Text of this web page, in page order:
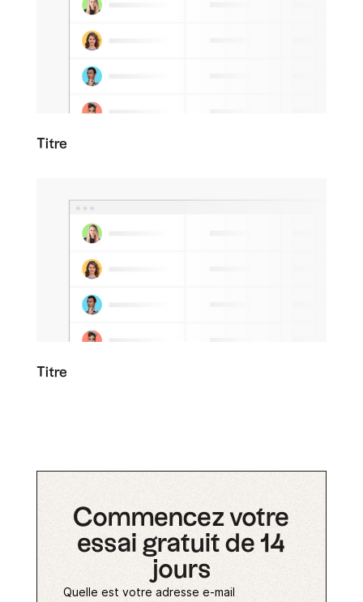
Titre
Titre
Commencez votre
essai gratuit de 14
jours
Quelle est votre adresse e-mail